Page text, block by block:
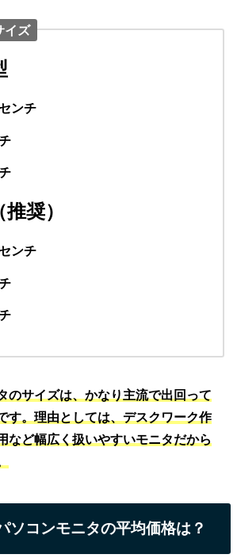
イズ
ンチ
奨）
ンチ
のサイズは、かなり主流で出回って
す。理由としては、デスクワーク作
など幅広く扱いやすいモニタだから
ソコンモニタの平均価格は？